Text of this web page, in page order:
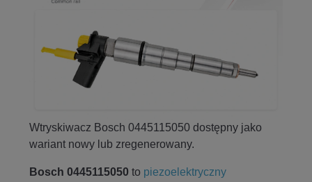
Wtryskiwacz Bosch 0445115050 dostępny jako
wariant nowy lub zregenerowany.
Bosch 0445115050 to piezoelektryczny